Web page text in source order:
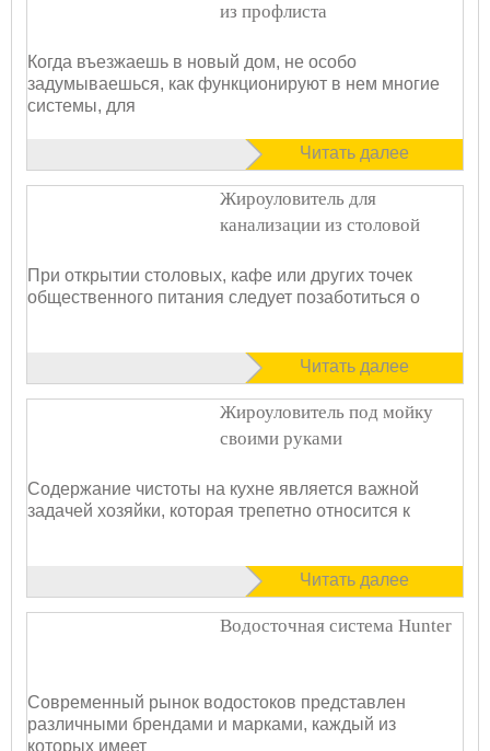
из профлиста
Когда въезжаешь в новый дом, не особо
задумываешься, как функционируют в нем многие
системы, для
Читать далее
Жироуловитель для
канализации из столовой
При открытии столовых, кафе или других точек
общественного питания следует позаботиться о
Читать далее
Жироуловитель под мойку
своими руками
Содержание чистоты на кухне является важной
задачей хозяйки, которая трепетно относится к
Читать далее
Водосточная система Hunter
Современный рынок водостоков представлен
различными брендами и марками, каждый из
которых имеет